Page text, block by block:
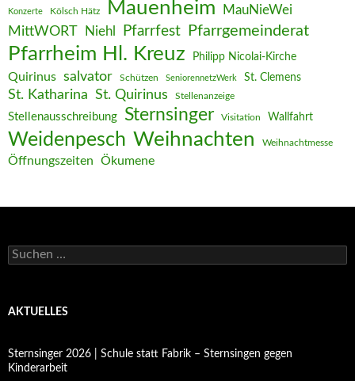
Konzerte Kölsch Hätz Mauenheim MauNieWei
MittWORT Niehl Pfarrfest Pfarrgemeinderat
Pfarrheim Hl. Kreuz Philipp Nicolai-Kirche
Quirinus salvator Schützen SeniorennetzWerk St. Clemens
St. Katharina St. Quirinus Stellenanzeige
Stellenausschreibung Sternsinger Visitation Wallfahrt
Weidenpesch Weihnachten Weihnachtmesse
Öffnungszeiten Ökumene
Suchen
nach:
AKTUELLES
Sternsinger 2026 | Schule statt Fabrik – Sternsingen gegen
Kinderarbeit